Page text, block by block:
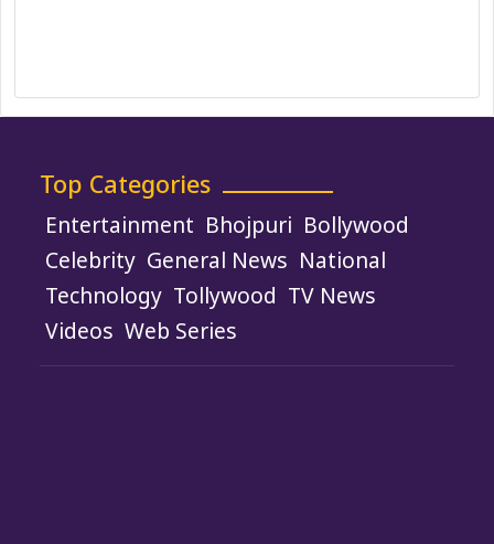
Top Categories
Entertainment Bhojpuri Bollywood
Celebrity General News National
Technology Tollywood TV News
Videos Web Series